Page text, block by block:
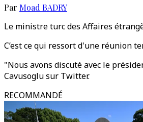
Par Moad BADRY
Le ministre turc des Affaires
C’est ce qui ressort d'une réunion
"Nous avons discuté avec le
Cavusoglu sur Twitter.
RECOMMANDÉ